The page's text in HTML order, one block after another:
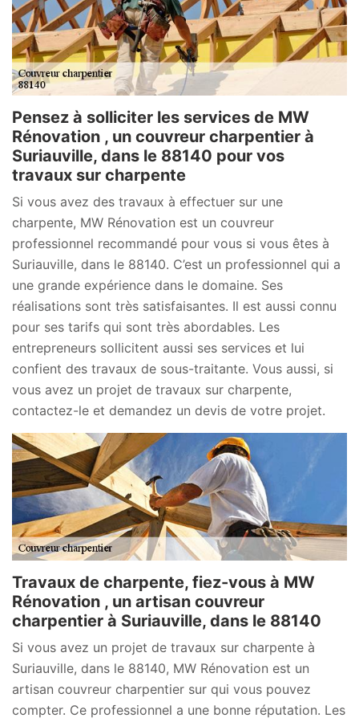
Pensez à solliciter les services de MW
Rénovation , un couvreur charpentier à
Suriauville, dans le 88140 pour vos
travaux sur charpente
Si vous avez des travaux à effectuer sur une
charpente, MW Rénovation est un couvreur
professionnel recommandé pour vous si vous êtes à
Suriauville, dans le 88140. C’est un professionnel qui a
une grande expérience dans le domaine. Ses
réalisations sont très satisfaisantes. Il est aussi connu
pour ses tarifs qui sont très abordables. Les
entrepreneurs sollicitent aussi ses services et lui
confient des travaux de sous-traitante. Vous aussi, si
vous avez un projet de travaux sur charpente,
contactez-le et demandez un devis de votre projet.
Travaux de charpente, fiez-vous à MW
Rénovation , un artisan couvreur
charpentier à Suriauville, dans le 88140
Si vous avez un projet de travaux sur charpente à
Suriauville, dans le 88140, MW Rénovation est un
artisan couvreur charpentier sur qui vous pouvez
compter. Ce professionnel a une bonne réputation. Les